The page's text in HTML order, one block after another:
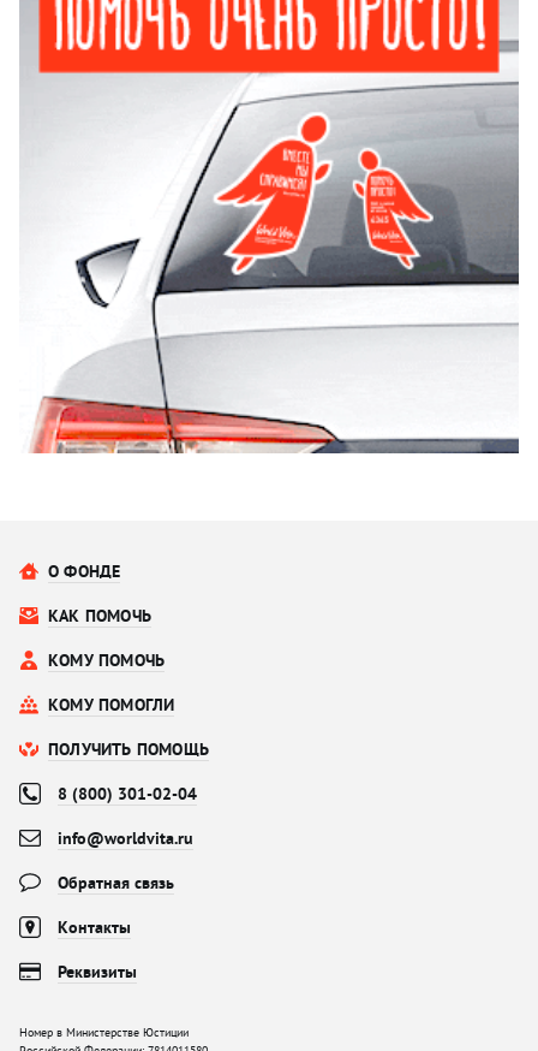
О ФОНДЕ
КАК ПОМОЧЬ
КОМУ ПОМОЧЬ
КОМУ ПОМОГЛИ
ПОЛУЧИТЬ ПОМОЩЬ
8 (800) 301-02-04
info@worldvita.ru
Обратная связь
Контакты
Реквизиты
Номер в Министерстве Юстиции